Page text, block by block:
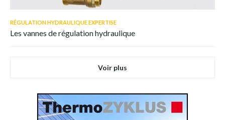
RÉGULATION HYDRAULIQUE EXPERTISE
Les vannes de régulation hydraulique
Voir plus